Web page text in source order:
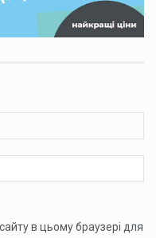
в цьому браузері для